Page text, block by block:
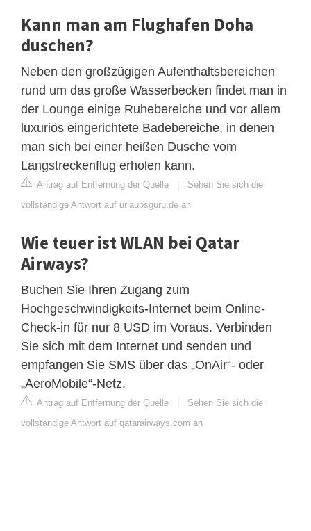
Kann man am Flughafen Doha
duschen?
Neben den großzügigen Aufenthaltsbereichen
rund um das große Wasserbecken findet man in
der Lounge einige Ruhebereiche und vor allem
luxuriös eingerichtete Badebereiche, in denen
man sich bei einer heißen Dusche vom
Langstreckenflug erholen kann.
Antrag auf Entfernung der Quelle | Sehen Sie sich die
vollständige Antwort auf urlaubsguru.de an
Wie teuer ist WLAN bei Qatar
Airways?
Buchen Sie Ihren Zugang zum
Hochgeschwindigkeits-Internet beim Online-
Check-in für nur 8 USD im Voraus. Verbinden
Sie sich mit dem Internet und senden und
empfangen Sie SMS über das „OnAir“- oder
„AeroMobile“-Netz.
Antrag auf Entfernung der Quelle | Sehen Sie sich die
vollständige Antwort auf qatarairways.com an